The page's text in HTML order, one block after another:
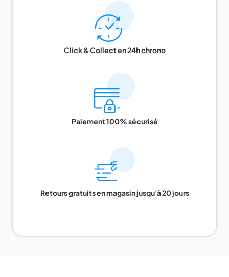
Click & Collect en 24h chrono
Paiement 100% sécurisé
Retours gratuits en magasin jusqu'à 20 jours